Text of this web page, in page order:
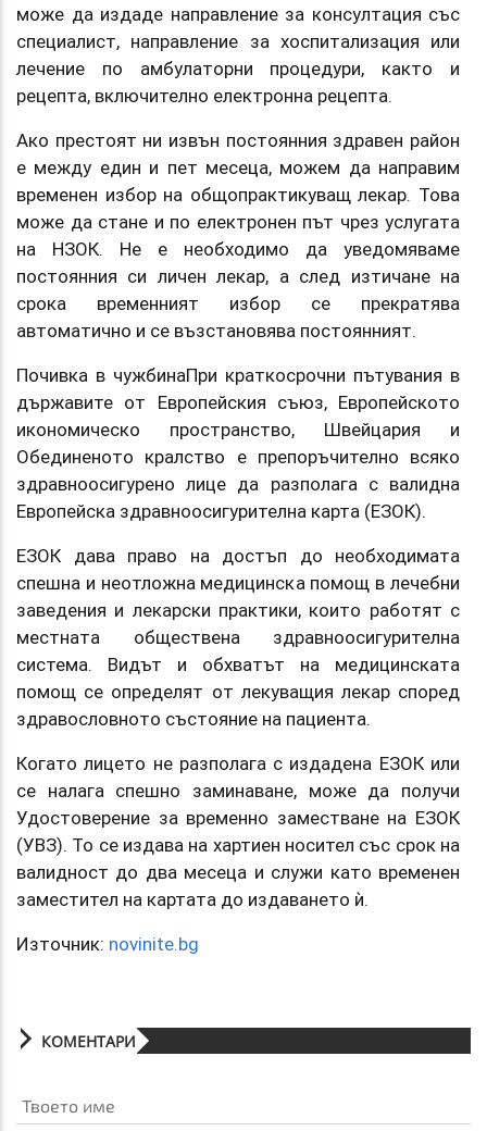
може да издаде направление за консултация със
специалист, направление за хоспитализация или
лечение по амбулаторни процедури, както и
рецепта, включително електронна рецепта.
Ако престоят ни извън постоянния здравен район
е между един и пет месеца, можем да направим
временен избор на общопрактикуващ лекар. Това
може да стане и по електронен път чрез услугата
на НЗОК. Не е необходимо да уведомяваме
постоянния си личен лекар, а след изтичане на
срока временният избор се прекратява
автоматично и се възстановява постоянният.
Почивка в чужбинаПри краткосрочни пътувания в
държавите от Европейския съюз, Европейското
икономическо пространство, Швейцария и
Обединеното кралство е препоръчително всяко
здравноосигурено лице да разполага с валидна
Европейска здравноосигурителна карта (ЕЗОК).
ЕЗОК дава право на достъп до необходимата
спешна и неотложна медицинска помощ в лечебни
заведения и лекарски практики, които работят с
местната обществена здравноосигурителна
система. Видът и обхватът на медицинската
помощ се определят от лекуващия лекар според
здравословното състояние на пациента.
Когато лицето не разполага с издадена ЕЗОК или
се налага спешно заминаване, може да получи
Удостоверение за временно заместване на ЕЗОК
(УВЗ). То се издава на хартиен носител със срок на
валидност до два месеца и служи като временен
заместител на картата до издаването ѝ.
Източник: novinite.bg
КОМЕНТАРИ
Твоето име